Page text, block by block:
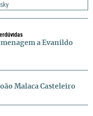
a Evanildo
Malaca Casteleiro